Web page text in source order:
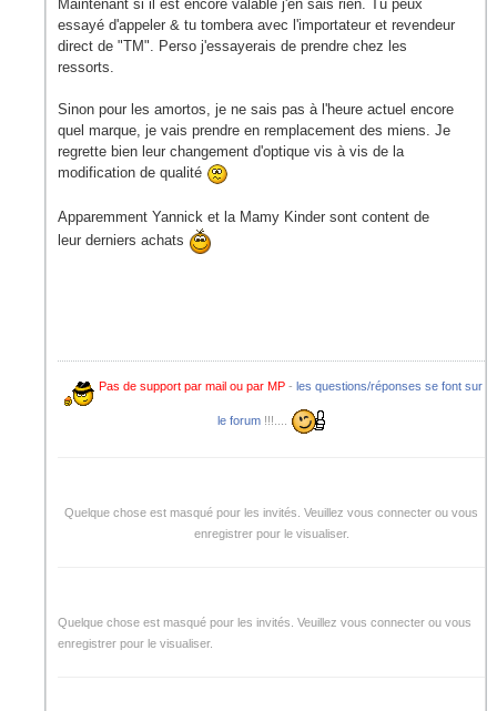
Maintenant si il est encore valable j'en sais rien. Tu peux
essayé d'appeler & tu tombera avec l'importateur et revendeur
direct de "TM". Perso j'essayerais de prendre chez les
ressorts.
Sinon pour les amortos, je ne sais pas à l'heure actuel encore
quel marque, je vais prendre en remplacement des miens. Je
regrette bien leur changement d'optique vis à vis de la
modification de qualité
Apparemment Yannick et la Mamy Kinder sont content de
leur derniers achats
Pas de support par mail ou par MP- les questions/réponses se font sur
le forum!!!....
Quelque chose est masqué pour les invités. Veuillez vous connecter ou vous
enregistrer pour le visualiser.
Quelque chose est masqué pour les invités. Veuillez vous connecter ou vous
enregistrer pour le visualiser.